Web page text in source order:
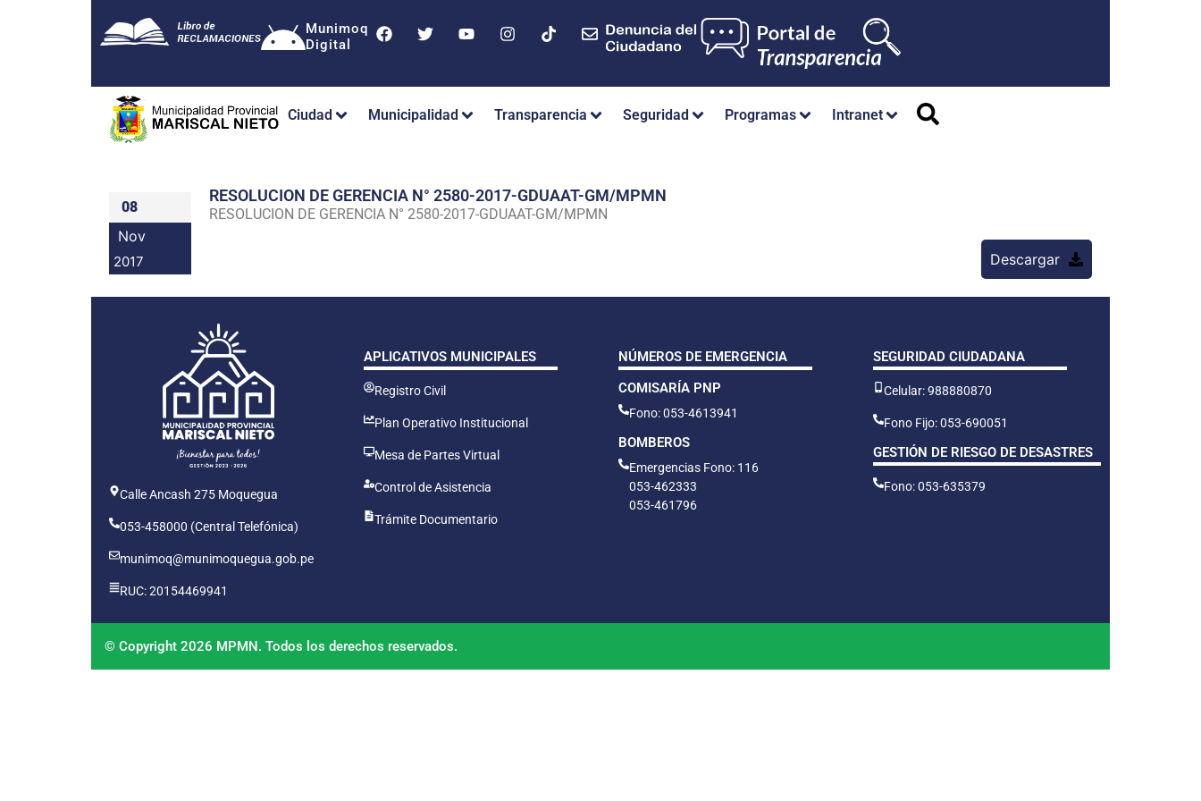
Munimoq
Digital
Ciudad Municipalidad Transparencia Seguridad Programas Intranet
08
Nov
2017
RESOLUCION DE GERENCIA N° 2580-2017-GDUAAT-GM/MPMN
RESOLUCION DE GERENCIA N° 2580-2017-GDUAAT-GM/MPMN
Descargar
Calle Ancash 275 Moquegua
053-458000 (Central Telefónica)
munimoq@munimoquegua.gob.pe
RUC: 20154469941
APLICATIVOS MUNICIPALES
Registro Civil
Plan Operativo Institucional
Mesa de Partes Virtual
Control de Asistencia
Trámite Documentario
NÚMEROS DE EMERGENCIA
COMISARÍA PNP
Fono: 053-4613941
BOMBEROS
Emergencias Fono: 116
053-462333
053-461796
SEGURIDAD CIUDADANA
Celular: 988880870
Fono Fijo: 053-690051
GESTIÓN DE RIESGO DE DESASTRES
Fono: 053-635379
© Copyright 2026 MPMN. Todos los derechos reservados.